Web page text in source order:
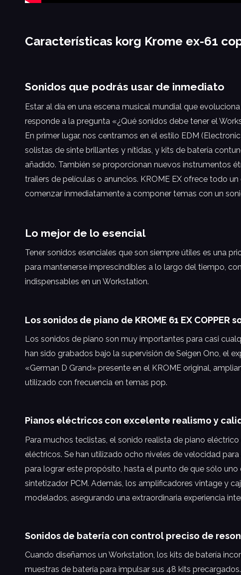
Características korg Krome ex-61
Sonidos que podrás usar de inmediato
Estar al día en una escena musical mundial que
responde a la pregunta «¿Qué sonidos debe tener el
En primer lugar, nos centramos en el estilo EDM
solistas de sinte brillantes y nítidas, y kits de batería
añadido. También se proporcionan nuevos instrumentos
trailers de películas o anuncios. KROME EX ofrece todo
comenzar inmediatamente a componer temas con un
Lo mejor de lo esencial
Tener sonidos esenciales que son siempre útiles es una
para mantenerse imprescindibles a lo largo del tiempo,
indispensables en un Workstation.
Los sonidos de piano de KROME 61 EX COPPER
Los sonidos de piano son muy importantes para casi
han sido grabados bajo la supervisión de Seigen Ono, el
«German D Grand» presente en el KROME original,
utilizado con frecuencia en temas pop.
Pianos eléctricos con excelente realismo y
Para muchos teclistas, el sonido realista de piano
eléctricos. Se han utilizado ocho niveles de velocidad
para lograr este propósito, hasta el punto de que sólo
sintetizador PCM. Además, los amplificadores vintage y
modelados, asegurando una extraordinaria experiencia
Sonidos de batería con control preciso de
Cuando diseñamos un Workstation, los kits de batería
muestras de batería para impulsar sus 48 kits